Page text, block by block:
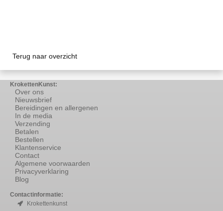
Terug naar overzicht
KrokettenKunst:
Over ons
Nieuwsbrief
Bereidingen en allergenen
In de media
Verzending
Betalen
Bestellen
Klantenservice
Contact
Algemene voorwaarden
Privacyverklaring
Blog
Contactinformatie:
Krokettenkunst